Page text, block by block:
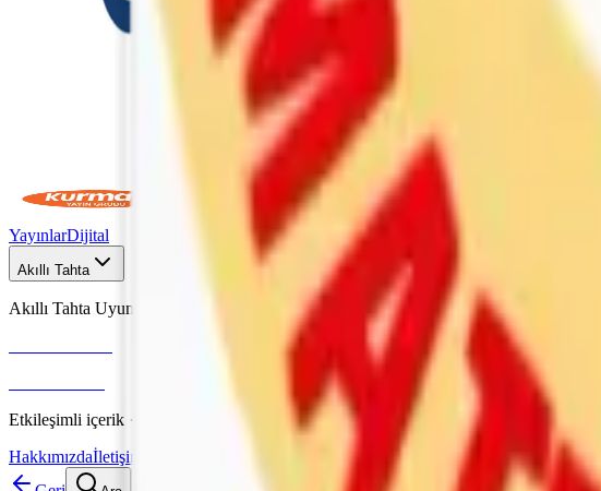
YayınlarDijital
Akıllı Tahta
Akıllı Tahta Uyumlu
Etkileşimli içerik · Video destekli anlatım · MEB uyumlu
Hakkımızdaİletişim